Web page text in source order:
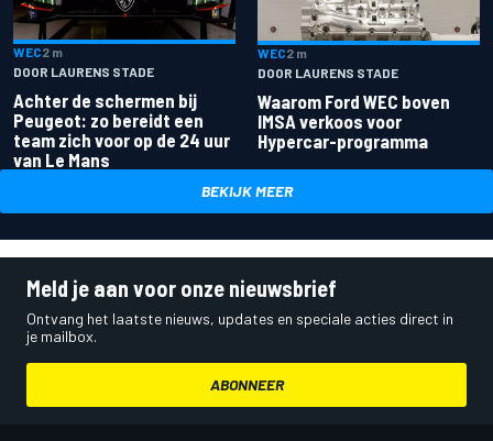
WEC2 m
DOOR LAURENS STADE
Achter de schermen bij
Peugeot: zo bereidt een
team zich voor op de 24 uur
van Le Mans
WEC2 m
DOOR LAURENS STADE
Waarom Ford WEC boven
IMSA verkoos voor
Hypercar-programma
BEKIJK MEER
Meld je aan voor onze nieuwsbrief
Ontvang het laatste nieuws, updates en speciale acties direct in
je mailbox.
ABONNEER